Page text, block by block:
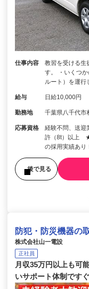
仕事内容
教習を受ける生
す。 ・いくつ
ルート）を運行
給与 日給10,000円
勤務地 千葉県八千代市
応募資格
経験不問、送迎
許（8t）以上 ★
の採用実績あり
後で見る
防犯・防災機器の
株式会社山一電設
正社員
月収35万円以上も可
いサポート体制です